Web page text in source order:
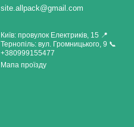
site.allpack@gmail.com
Київ: провулок Електриків, 15 📍
Тернопіль: вул. Громницького, 9 📞
+380999155477
Мапа проїзду